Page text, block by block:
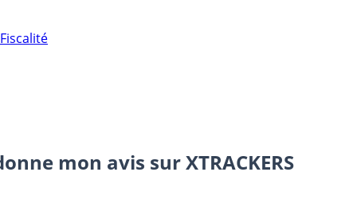
donne mon avis surXTRACKERS